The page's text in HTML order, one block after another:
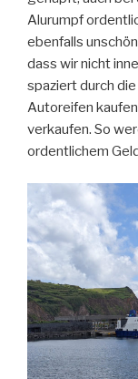
Alurumpf
ebenfalls
dass wir nicht
spaziert durch
Autoreifen
verkaufen. So
ordentlichem